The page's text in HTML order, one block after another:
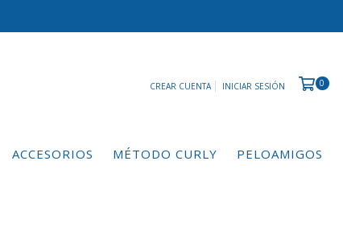
CREAR CUENTA INICIAR SESIÓN 0
ACCESORIOS MÉTODO CURLY PELOAMIGOS